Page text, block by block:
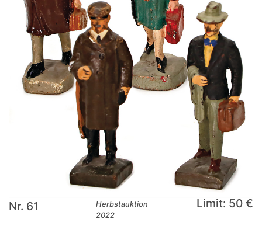
Nr. 61
Herbstauktion
2022
Limit: 50 €